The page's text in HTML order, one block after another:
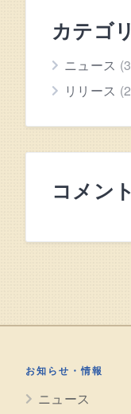
カテゴ
ニュース
リリース
コメント
お知らせ・情報
ニュース